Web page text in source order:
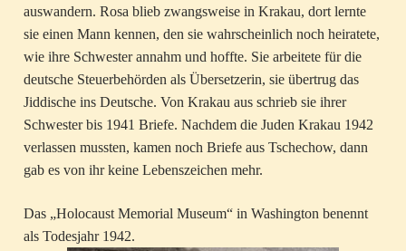
auswandern. Rosa blieb zwangsweise in Krakau, dort lernte
sie einen Mann kennen, den sie wahrscheinlich noch heiratete,
wie ihre Schwester annahm und hoffte. Sie arbeitete für die
deutsche Steuerbehörden als Übersetzerin, sie übertrug das
Jiddische ins Deutsche. Von Krakau aus schrieb sie ihrer
Schwester bis 1941 Briefe. Nachdem die Juden Krakau 1942
verlassen mussten, kamen noch Briefe aus Tschechow, dann
gab es von ihr keine Lebenszeichen mehr.
Das „Holocaust Memorial Museum“ in Washington benennt
als Todesjahr 1942.